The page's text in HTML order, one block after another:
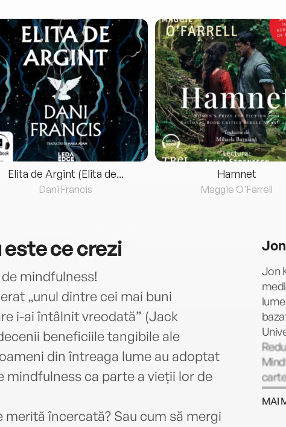
Elita de Argint (Elita de...
Dani Francis
Hamnet
Maggie O'Farrell
ce crezi
mindfulness!
„unul dintre cei mai buni
i-ai întâlnit vreodată” (Jack
beneficiile tangibile ale
din întreaga lume au adoptat
ca parte a vieții lor de
merită încercată? Sau cum să mergi
Jon
MAI